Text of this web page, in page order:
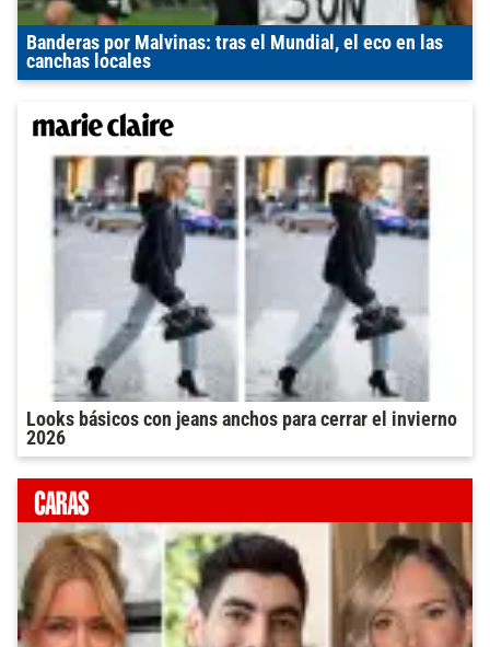
Banderas por Malvinas: tras el Mundial, el eco en las
canchas locales
Looks básicos con jeans anchos para cerrar el invierno
2026